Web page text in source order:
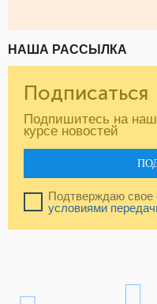
НАША РАССЫЛКА
Подписаться
Подпишитесь на
курсе новостей
Подтверждаю свое
условиями